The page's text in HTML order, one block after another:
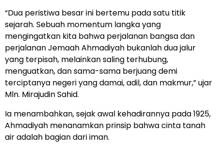
“Dua peristiwa besar ini bertemu pada satu titik
sejarah. Sebuah momentum langka yang
mengingatkan kita bahwa perjalanan bangsa dan
perjalanan Jemaah Ahmadiyah bukanlah dua jalur
yang terpisah, melainkan saling terhubung,
menguatkan, dan sama-sama berjuang demi
terciptanya negeri yang damai, adil, dan makmur,” ujar
Mln. Mirajudin Sahid.
Ia menambahkan, sejak awal kehadirannya pada 1925,
Ahmadiyah menanamkan prinsip bahwa cinta tanah
air adalah bagian dari iman.